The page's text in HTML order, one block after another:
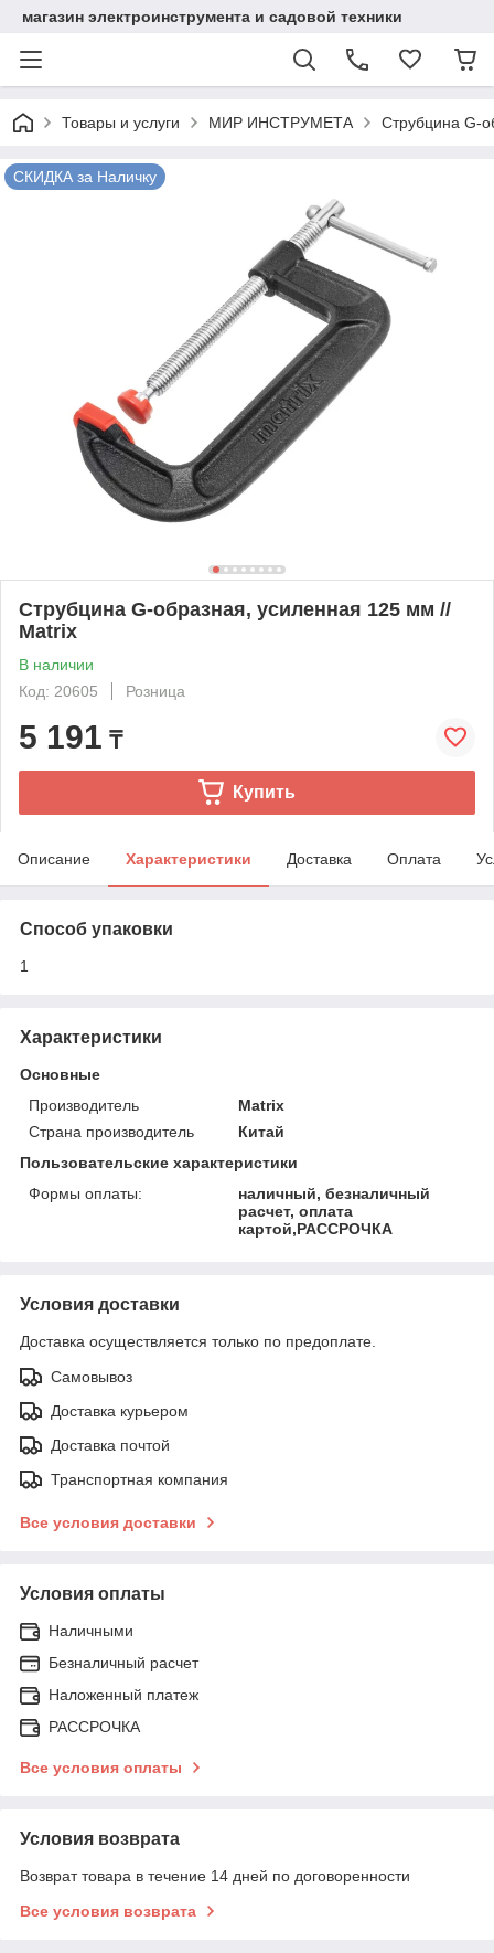
магазин электроинструмента и садовой техники
Товары и услуги МИР ИНСТРУМЕТА Струбцина G-
СКИДКА за Наличку
Струбцина G-образная, усиленная 125 мм //
Matrix
В наличии
Код: 20605
Розница
5 191 ₸
Купить
Описание Характеристики Доставка Оплата
Способ упаковки
1
Характеристики
Основные
Производитель
Matrix
Страна производитель
Китай
Пользовательские характеристики
Формы оплаты:
наличный, безналичный
расчет, оплата
картой,РАССРОЧКА
Условия доставки
Доставка осуществляется только по предоплате.
Самовывоз
Доставка курьером
Доставка почтой
Транспортная компания
Все условия доставки
Условия оплаты
Наличными
Безналичный расчет
Наложенный платеж
РАССРОЧКА
Все условия оплаты
Условия возврата
Возврат товара в течение 14 дней по договоренности
Все условия возврата